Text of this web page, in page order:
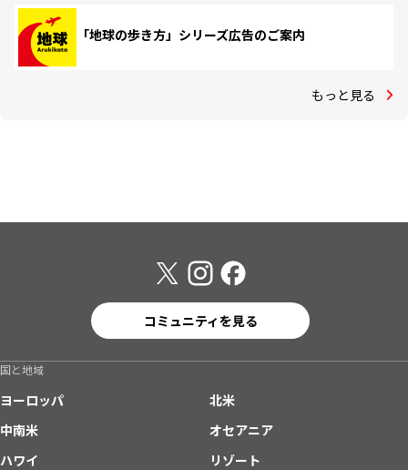
「地球の歩き方」シリーズ広告のご案内
もっと見る
コミュニティを見る
国と地域
ヨーロッパ
北米
中南米
オセアニア
ハワイ
リゾート